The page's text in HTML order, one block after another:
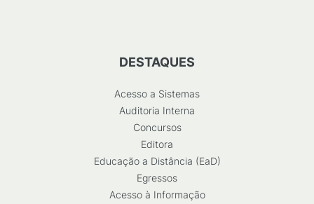
DESTAQUES
Acesso a Sistemas
Auditoria Interna
Concursos
Editora
Educação a Distância (EaD)
Egressos
Acesso à Informação